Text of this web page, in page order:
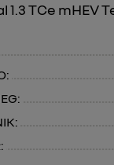
1.3 TCe mHEV